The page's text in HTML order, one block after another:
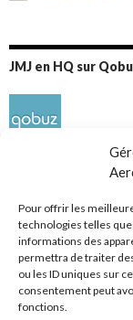
Pour offrir les
technologies telles
informations des
permettra de traiter
ou les ID uniques sur
consentement peut
fonctions.
JMJ en HQ sur
Réseaux sociaux